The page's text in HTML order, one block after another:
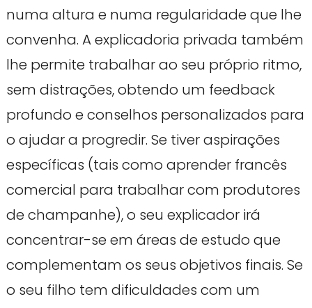
numa altura e numa regularidade que lhe
convenha. A explicadoria privada também
lhe permite trabalhar ao seu próprio ritmo,
sem distrações, obtendo um feedback
profundo e conselhos personalizados para
o ajudar a progredir. Se tiver aspirações
específicas (tais como aprender francês
comercial para trabalhar com produtores
de champanhe), o seu explicador irá
concentrar-se em áreas de estudo que
complementam os seus objetivos finais. Se
o seu filho tem dificuldades com um